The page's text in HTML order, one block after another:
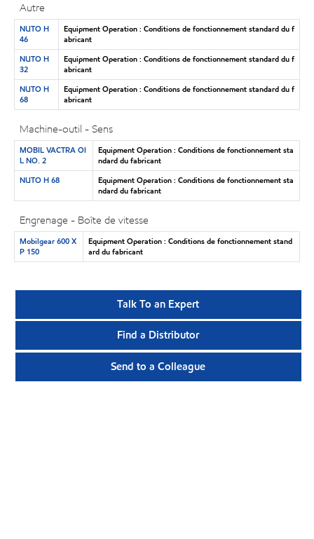
Autre
NUTO H
46
Equipment Operation : Conditions de fonctionnement standard du f
abricant
NUTO H
32
Equipment Operation : Conditions de fonctionnement standard du f
abricant
NUTO H
68
Equipment Operation : Conditions de fonctionnement standard du f
abricant
Machine-outil - Sens
MOBIL VACTRA OI
L NO. 2
Equipment Operation : Conditions de fonctionnement sta
ndard du fabricant
NUTO H 68
Equipment Operation : Conditions de fonctionnement sta
ndard du fabricant
Engrenage - Boîte de vitesse
Mobilgear 600 X
P 150
Equipment Operation : Conditions de fonctionnement stand
ard du fabricant
Talk To an Expert
Find a Distributor
Send to a Colleague